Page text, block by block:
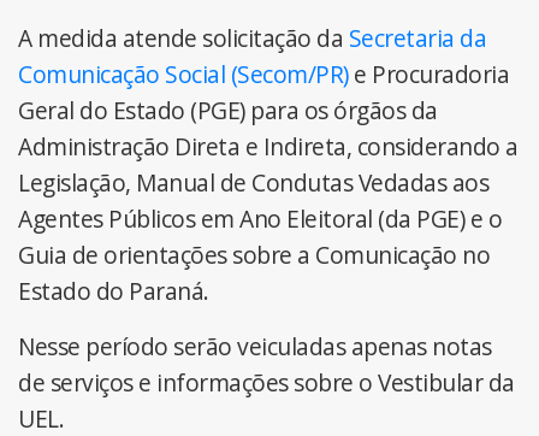
A medida atende solicitação da Secretaria da
Comunicação Social (Secom/PR)e Procuradoria
Geral do Estado (PGE) para os órgãos da
Administração Direta e Indireta, considerando a
Legislação, Manual de Condutas Vedadas aos
Agentes Públicos em Ano Eleitoral (da PGE) e o
Guia de orientações sobre a Comunicação no
Estado do Paraná.
Nesse período serão veiculadas apenas notas
de serviços e informações sobre o Vestibular da
UEL.